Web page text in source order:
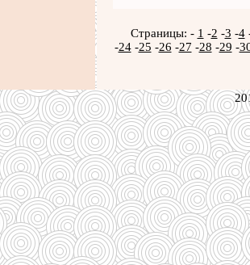
Страницы: - 1 -2 -3 -4
-24-25 -26 -27 -28 -29 -